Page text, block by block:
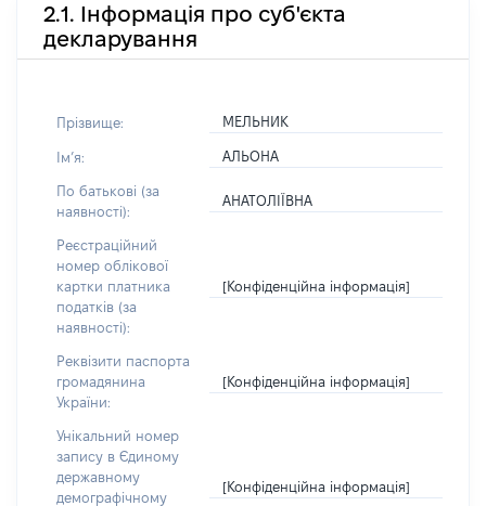
2.1. Інформація про суб'єкта
декларування
Прізвище: МЕЛЬНИК
Імʼя: АЛЬОНА
По батькові (за
наявності):
АНАТОЛІЇВНА
Реєстраційний
номер облікової
картки платника
податків (за
наявності):
[Конфіденційна інформація]
Реквізити паспорта
громадянина
України:
[Конфіденційна інформація]
Унікальний номер
запису в Єдиному
державному
демографічному
[Конфіденційна інформація]